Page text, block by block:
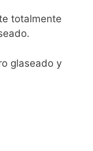
totalmente
glaseado y